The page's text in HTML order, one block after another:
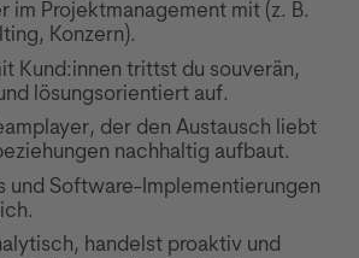
im Projektmanagement mit (z. B.
Konzern).
Kund:innen trittst du souverän,
lösungsorientiert auf.
der den Austausch liebt
nachhaltig aufbaut.
und Software-Implementierungen
handelst proaktiv und